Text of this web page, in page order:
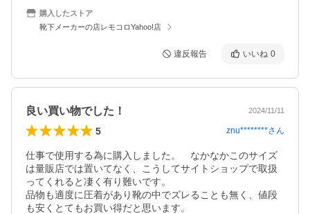
購入したストア
靴下メーカーの店レモコロYahoo!店
違反報告 いいね 0
良い買い物でした！ 2024/11/11
5 znu********さん
仕事で使用する為に購入しました。　なかなかこのサイズ
は量販店では置いてなく、こうしてサイトショップで取扱
ってくれると凄く有り難いです。
品物も適度に圧着があり靴の中でズレることも無く、値段
も安くとてもお買い得だと思います。